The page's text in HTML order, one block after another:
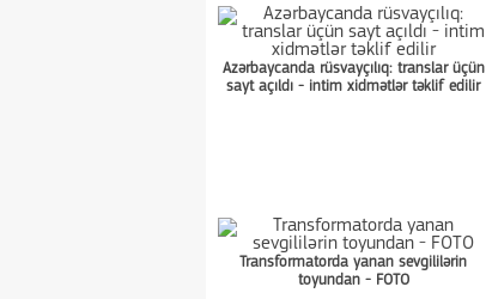
Azərbaycanda rüsvayçılıq: translar üçün
sayt açıldı - intim xidmətlər təklif edilir
Transformatorda yanan sevgililərin
toyundan - FOTO